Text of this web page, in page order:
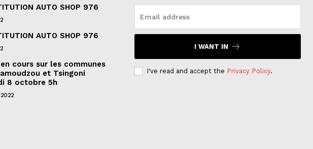
AUTO SHOP 976
AUTO SHOP 976
en cours sur les communes
et Tsingoni
8 octobre 5h
I WANT IN
I've read and accept the Privacy Policy.